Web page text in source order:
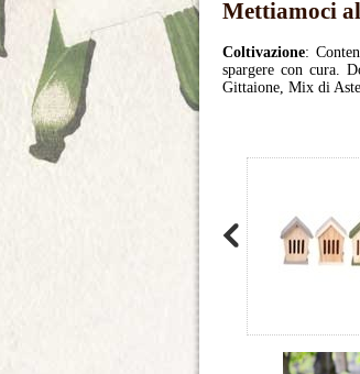
Mettiamoci
Coltivazione:
spargere con cura.
Gittaione, Mix di